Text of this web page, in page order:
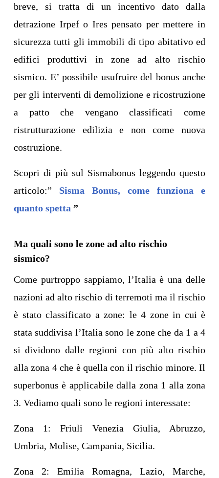
breve, si tratta di un incentivo dato dalla
detrazione Irpef o Ires pensato per mettere in
sicurezza tutti gli immobili di tipo abitativo ed
edifici produttivi in zone ad alto rischio
sismico. E’ possibile usufruire del bonus anche
per gli interventi di demolizione e ricostruzione
a patto che vengano classificati come
ristrutturazione edilizia e non come nuova
costruzione.
Scopri di più sul Sismabonus leggendo questo
articolo:” Sisma Bonus, come funziona e
quanto spetta ”
Ma quali sono le zone ad alto rischio
sismico?
Come purtroppo sappiamo, l’Italia è una delle
nazioni ad alto rischio di terremoti ma il rischio
è stato classificato a zone: le 4 zone in cui è
stata suddivisa l’Italia sono le zone che da 1 a 4
si dividono dalle regioni con più alto rischio
alla zona 4che è quella con il rischio minore. Il
superbonus è applicabile dalla zona 1 alla zona
3. Vediamo quali sono le regioni interessate:
Zona 1: Friuli Venezia Giulia, Abruzzo,
Umbria, Molise, Campania, Sicilia.
Zona 2: Emilia Romagna, Lazio, Marche,